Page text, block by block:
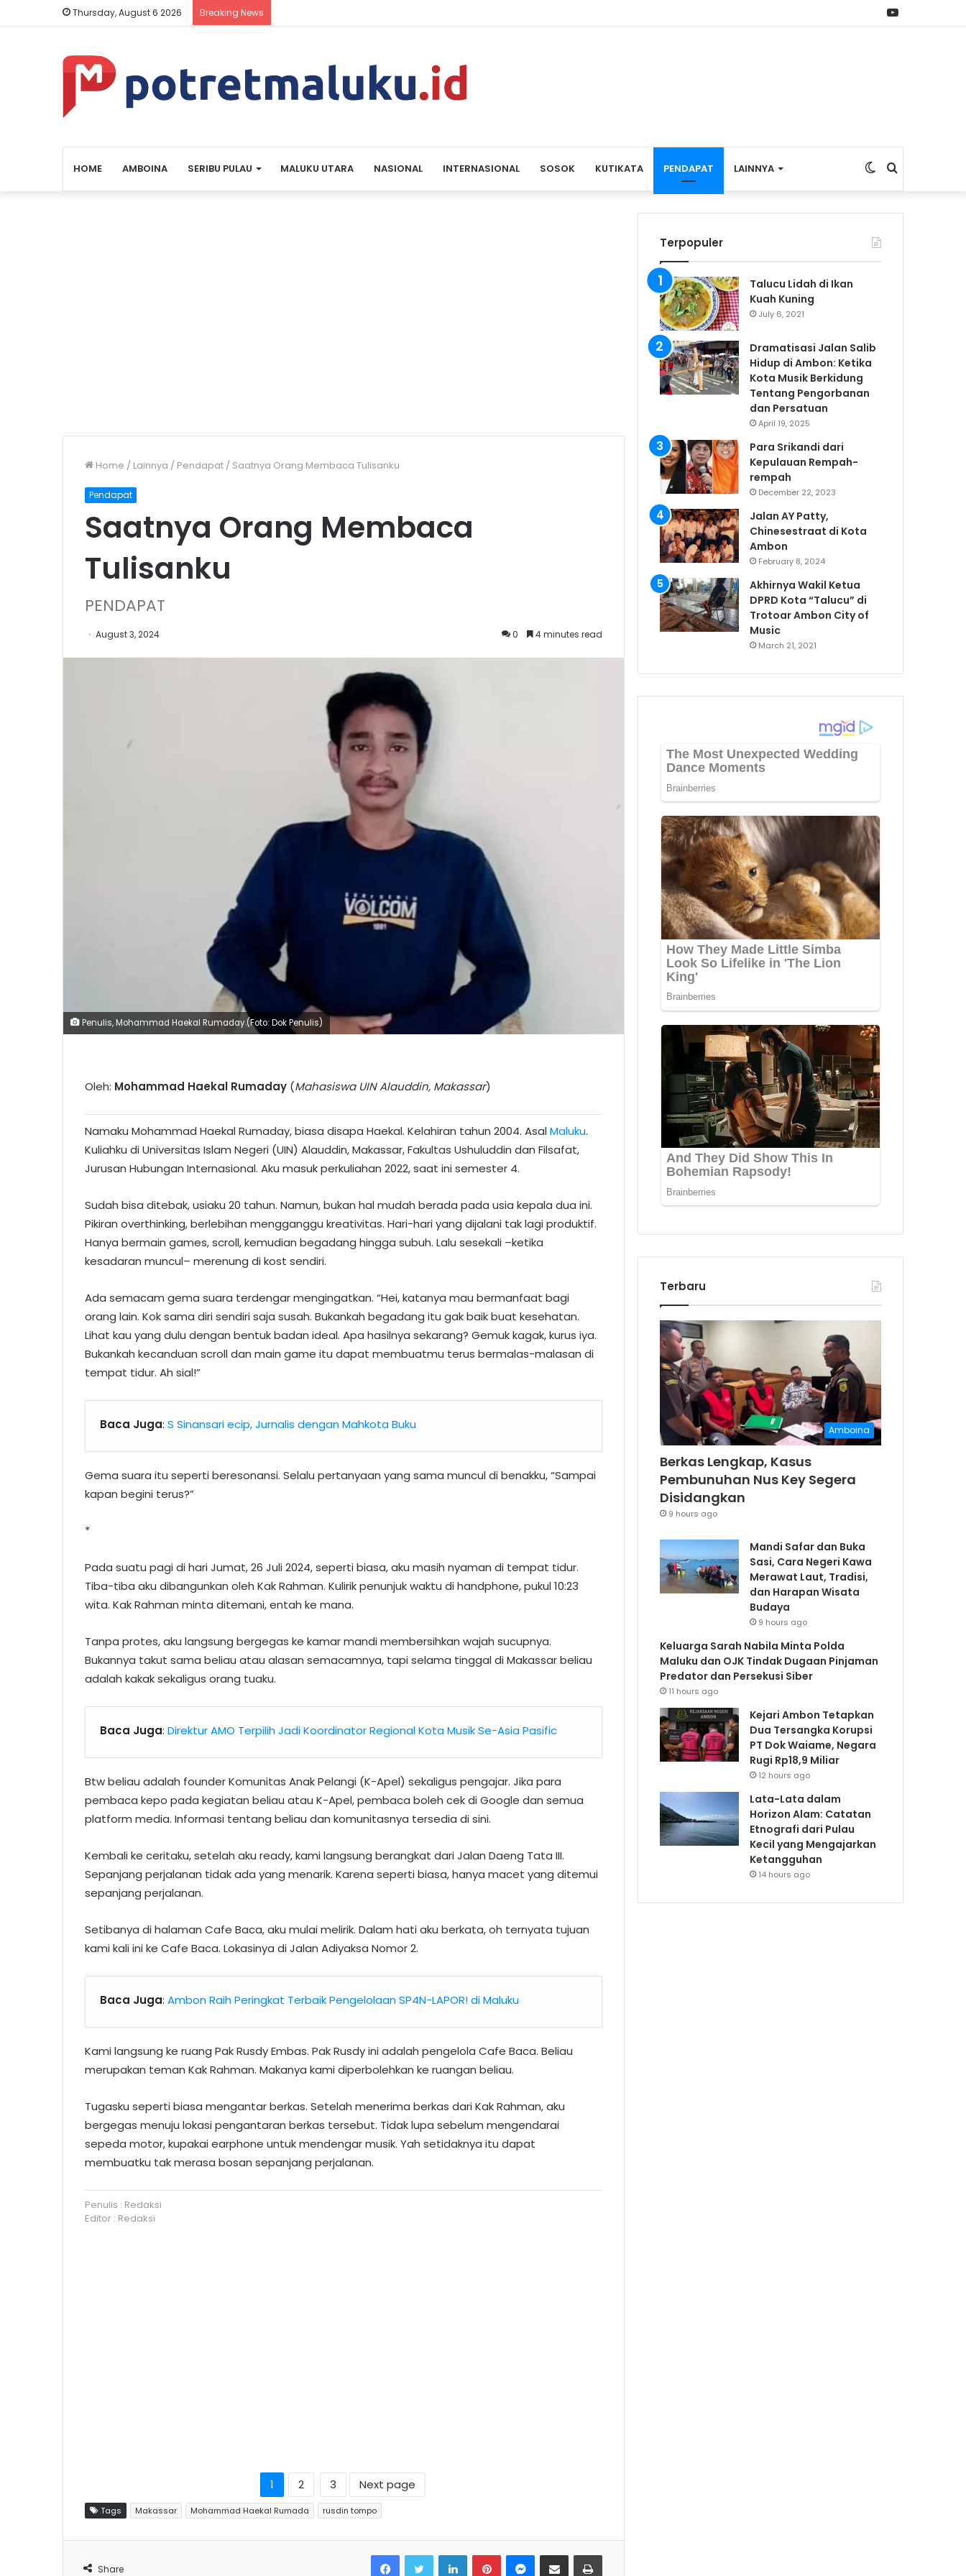
Thursday, August 6 2026 Breaking News
HOME AMBOINA SERIBU PULAU MALUKU UTARA NASIONAL INTERNASIONAL SOSOK KUTIKATA PENDAPAT LAINNYA Search
for
Switch
skin
Home / Lainnya / Pendapat / Saatnya Orang Membaca Tulisanku
Pendapat
Saatnya Orang Membaca
Tulisanku
PENDAPAT
August 3, 2024 0 4 minutes read
Penulis, Mohammad Haekal Rumaday.(Foto: Dok Penulis)
Oleh: Mohammad Haekal Rumaday (Mahasiswa UIN Alauddin, Makassar)
Namaku Mohammad Haekal Rumaday, biasa disapa Haekal. Kelahiran tahun 2004. AsalMaluku.
Kuliahku di Universitas Islam Negeri (UIN) Alauddin, Makassar, Fakultas Ushuluddin dan Filsafat,
Jurusan Hubungan Internasional. Aku masuk perkuliahan 2022, saat ini semester 4.
Sudah bisa ditebak, usiaku 20 tahun. Namun, bukan hal mudah berada pada usia kepala dua ini.
Pikiran overthinking, berlebihan mengganggu kreativitas. Hari-hari yang dijalani tak lagi produktif.
Hanya bermain games, scroll, kemudian begadang hingga subuh. Lalu sesekali –ketika
kesadaran muncul– merenung di kost sendiri.
Ada semacam gema suara terdengar mengingatkan. “Hei, katanya mau bermanfaat bagi
orang lain. Kok sama diri sendiri saja susah. Bukankah begadang itu gak baik buat kesehatan.
Lihat kau yang dulu dengan bentuk badan ideal. Apa hasilnya sekarang? Gemuk kagak, kurus iya.
Bukankah kecanduan scroll dan main game itu dapat membuatmu terus bermalas-malasan di
tempat tidur. Ah sial!”
Baca Juga: S Sinansari ecip, Jurnalis dengan Mahkota Buku
Gema suara itu seperti beresonansi. Selalu pertanyaan yang sama muncul di benakku, “Sampai
kapan begini terus?”
*
Pada suatu pagi di hari Jumat, 26 Juli 2024, seperti biasa, aku masih nyaman di tempat tidur.
Tiba-tiba aku dibangunkan oleh Kak Rahman. Kulirik penunjuk waktu di handphone, pukul 10:23
wita. Kak Rahman minta ditemani, entah ke mana.
Tanpa protes, aku langsung bergegas ke kamar mandi membersihkan wajah sucupnya.
Bukannya takut sama beliau atau alasan semacamnya, tapi selama tinggal di Makassar beliau
adalah kakak sekaligus orang tuaku.
Baca Juga: Direktur AMO Terpilih Jadi Koordinator Regional Kota Musik Se-Asia Pasific
Btw beliau adalah founder Komunitas Anak Pelangi (K-Apel) sekaligus pengajar. Jika para
pembaca kepo pada kegiatan beliau atau K-Apel, pembaca boleh cek di Google dan semua
platform media. Informasi tentang beliau dan komunitasnya tersedia di sini.
Kembali ke ceritaku, setelah aku ready, kami langsung berangkat dari Jalan Daeng Tata III.
Sepanjang perjalanan tidak ada yang menarik. Karena seperti biasa, hanya macet yang ditemui
sepanjang perjalanan.
Setibanya di halaman Cafe Baca, aku mulai melirik. Dalam hati aku berkata, oh ternyata tujuan
kami kali ini ke Cafe Baca. Lokasinya di Jalan Adiyaksa Nomor 2.
Baca Juga: Ambon Raih Peringkat Terbaik Pengelolaan SP4N-LAPOR! di Maluku
Kami langsung ke ruang Pak Rusdy Embas. Pak Rusdy ini adalah pengelola Cafe Baca. Beliau
merupakan teman Kak Rahman. Makanya kami diperbolehkan ke ruangan beliau.
Tugasku seperti biasa mengantar berkas. Setelah menerima berkas dari Kak Rahman, aku
bergegas menuju lokasi pengantaran berkas tersebut. Tidak lupa sebelum mengendarai
sepeda motor, kupakai earphone untuk mendengar musik. Yah setidaknya itu dapat
membuatku tak merasa bosan sepanjang perjalanan.
Penulis : Redaksi
Editor : Redaksi
1 2 3 Next page
Tags Makassar Mohammad Haekal Rumada rusdin tompo
Share
LinkedIn
Terpopuler
Talucu Lidah di Ikan
Kuah Kuning
July 6, 2021
Dramatisasi Jalan Salib
Hidup di Ambon: Ketika
Kota Musik Berkidung
Tentang Pengorbanan
dan Persatuan
April 19, 2025
Para Srikandi dari
Kepulauan Rempah-
rempah
December 22, 2023
Jalan AY Patty,
Chinesestraat di Kota
Ambon
February 8, 2024
Akhirnya Wakil Ketua
DPRD Kota “Talucu” di
Trotoar Ambon City of
Music
March 21, 2021
Terbaru
Amboina
Berkas Lengkap, Kasus
Pembunuhan Nus Key Segera
Disidangkan
9 hours ago
Mandi Safar dan Buka
Sasi, Cara Negeri Kawa
Merawat Laut, Tradisi,
dan Harapan Wisata
Budaya
9 hours ago
Keluarga Sarah Nabila Minta Polda
Maluku dan OJK Tindak Dugaan Pinjaman
Predator dan Persekusi Siber
11 hours ago
Kejari Ambon Tetapkan
Dua Tersangka Korupsi
PT Dok Waiame, Negara
Rugi Rp18,9 Miliar
12 hours ago
Lata-Lata dalam
Horizon Alam: Catatan
Etnografi dari Pulau
Kecil yang Mengajarkan
Ketangguhan
14 hours ago